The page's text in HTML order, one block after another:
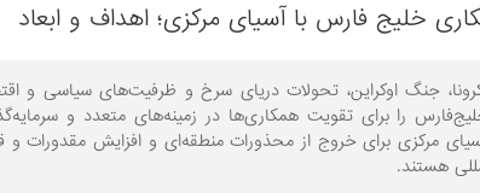
خلیج فارس با آسیای مرکزی؛ اهداف و ابعاد
جنگ اوکراین، تحولات دریای سرخ و ظرفیت‌های سیاسی و
را برای تقویت همکاری‌ها در زمینه‌های متعدد و
کرده است. از سوی دیگر، 5 کشور آسیای مرکزی برای خروج از محذورات منطقه‌ای و
هستند.